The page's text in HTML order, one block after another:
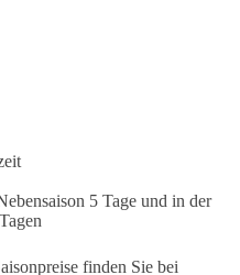
5 Tage und in der
finden Sie bei